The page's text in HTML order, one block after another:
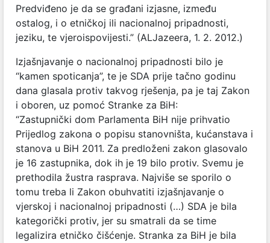
Predviđeno je da se građani izjasne, između
ostalog, i o etničkoj ili nacionalnoj pripadnosti,
jeziku, te vjeroispovijesti.” (ALJazeera, 1. 2. 2012.)
Izjašnjavanje o nacionalnoj pripadnosti bilo je
“kamen spoticanja”, te je SDA prije tačno godinu
dana glasala protiv takvog rješenja, pa je taj Zakon
i oboren, uz pomoć Stranke za BiH:
“Zastupnički dom Parlamenta BiH nije prihvatio
Prijedlog zakona o popisu stanovništa, kućanstava i
stanova u BiH 2011. Za predloženi zakon glasovalo
je 16 zastupnika, dok ih je 19 bilo protiv. Svemu je
prethodila žustra rasprava. Najviše se sporilo o
tomu treba li Zakon obuhvatiti izjašnjavanje o
vjerskoj i nacionalnoj pripadnosti (…) SDA je bila
kategorički protiv, jer su smatrali da se time
legalizira etničko čišćenje. Stranka za BiH je bila